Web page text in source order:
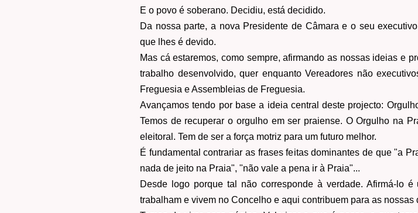
E o povo é soberano. Decidiu, está decidido.
Da nossa parte, a nova Presidente de Câmara e o seu
que lhes é devido.
Mas cá estaremos, como sempre, afirmando as nossas ideias e
trabalho desenvolvido, quer enquanto Vereadores não
Freguesia e Assembleias de Freguesia.
Avançamos tendo por base a ideia central deste projecto:
Temos de recuperar o orgulho em ser praiense. O Orgulho na
eleitoral. Tem de ser a força motriz para um futuro melhor.
É fundamental contrariar as frases feitas dominantes de que "a
nada de jeito na Praia", "não vale a pena ir à Praia"...
Desde logo porque tal não corresponde à verdade. Afirmá-lo
trabalham e vivem no Concelho e aqui contribuem para as